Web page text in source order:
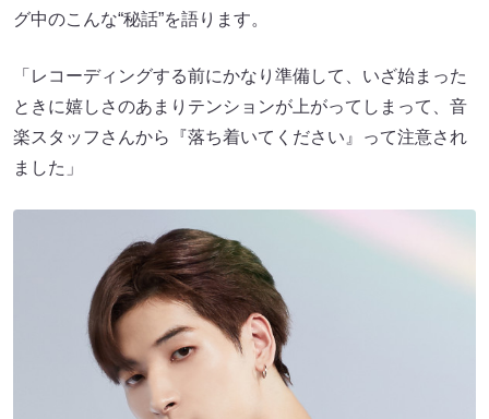
グ中のこんな“秘話”を語ります。
「レコーディングする前にかなり準備して、いざ始まった
ときに嬉しさのあまりテンションが上がってしまって、音
楽スタッフさんから『落ち着いてください』って注意され
ました」